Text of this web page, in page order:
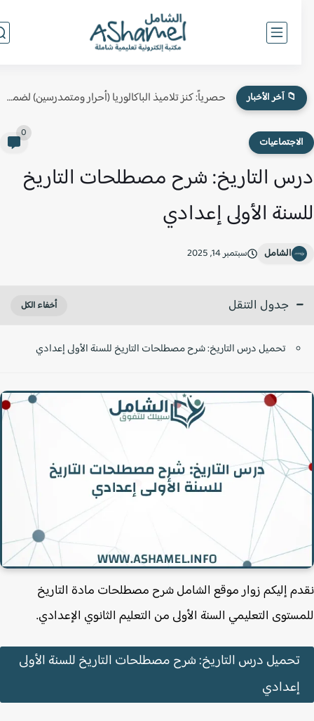
📁 آخر الأخبار حصرياً: كنز تلاميذ الباكالوريا (أحرار ومتمدرسين) لضمان النقطة الكاملة في...
التاريخ: شرح مصطلحات التاريخ
الأولى إعدادي
الشامل سبتمبر 14, 2025
جدول التنقل
تحميل درس التاريخ: شرح مصطلحات التاريخ للسنة الأولى إعدادي
إليكم زوار موقع الشامل شرح مصطلحات مادة التاريخ
التعليمي السنة الأولى من التعليم الثانوي الإعدادي.
تحميل درس التاريخ: شرح مصطلحات التاريخ للسنة الأولى
إعدادي